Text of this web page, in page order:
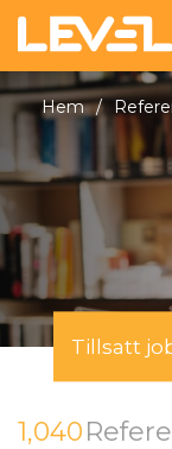
Hem /
Tillsatt
1,040